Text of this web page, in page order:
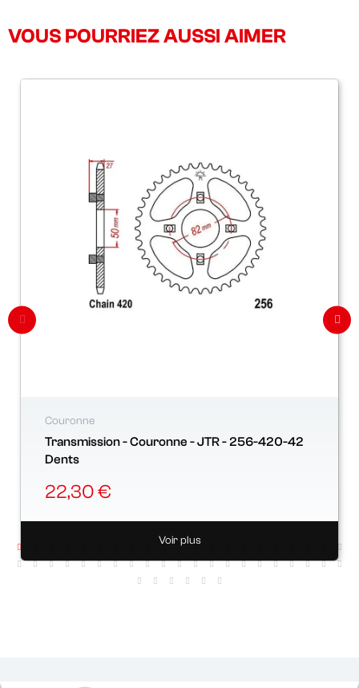
VOUS POURRIEZ AUSSI AIMER
Couronne
Transmission - Couronne - JTR - 256-420-42
Dents
22,30 €
Voir plus